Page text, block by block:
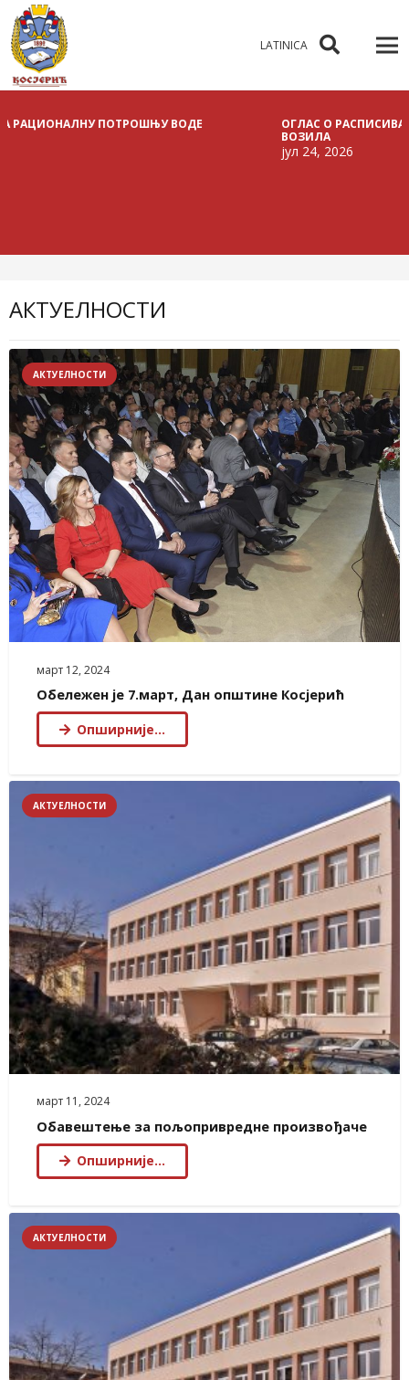
LATINICA
ВОДЕ
ОГЛАС О РАСПИСИВАЊУ ЈАВНЕ
АКТУЕЛНОСТИ
АКТУЕЛНОСТИ
март 12, 2024
Обележен је 7.март, Дан општине Косјерић
Опширније…
АКТУЕЛНОСТИ
март 11, 2024
Обавештење за пољопривредне произвођаче
Опширније…
АКТУЕЛНОСТИ